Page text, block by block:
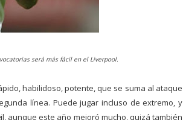
será más fácil en el Liverpool.
habilidoso, potente, que se suma al ataque
línea. Puede jugar incluso de extremo, y
aunque este año mejoró mucho, quizá también